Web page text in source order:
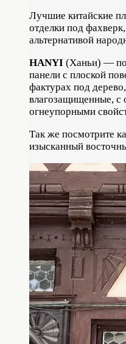
Лучшие китайские
отделки под
альтернативой
HANYI (Ханьи) —
панели с плоской
фактурах под
влагозащищенные, с
огнеупорными
Так же посмотрите
изысканный